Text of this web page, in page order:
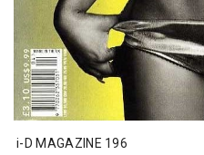
i-D MAGAZINE 196